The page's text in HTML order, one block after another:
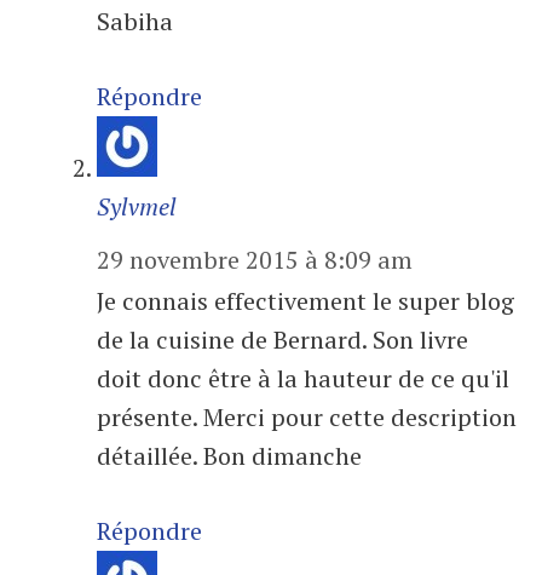
Sabiha
Répondre
Sylvmel
29 novembre 2015 à 8:09 am
Je connais effectivement le super blog
de la cuisine de Bernard. Son livre
doit donc être à la hauteur de ce qu'il
présente. Merci pour cette description
détaillée. Bon dimanche
Répondre